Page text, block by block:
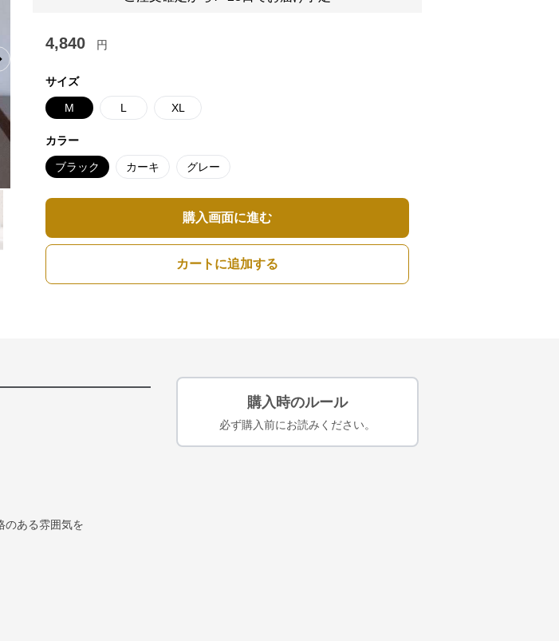
slide
4,840 円
サイズ
M L XL
カラー
ブラック カーキ グレー
購入画面に進む
カートに追加する
のある雰囲気を
購入時のルール
必ず購入前にお読みください。